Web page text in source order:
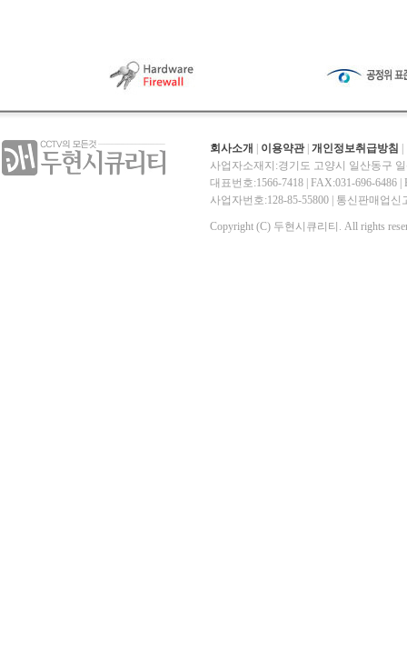
회사소개 이용약관| 개인정보취급방침
사업자소재지:경기도 고양시 일산동구
대표번호:1566-7418 | FAX:031-696-6486 |
사업자번호:128-85-55800 | 통신판매업
Copyright (C) 두현시큐리티. All rights